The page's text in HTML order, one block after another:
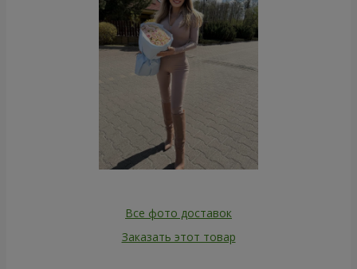
Все фото доставок
Заказать этот товар